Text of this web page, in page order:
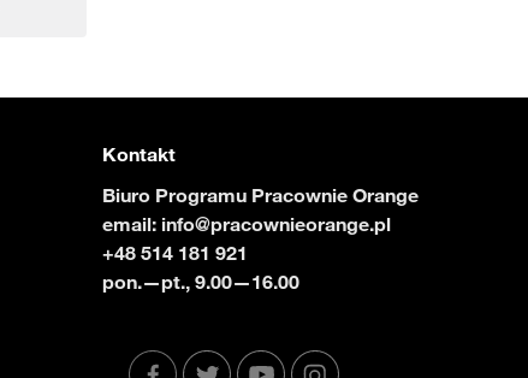
Kontakt
Biuro Programu Pracownie Orange
email: info@pracownieorange.pl
+48 514 181 921
pon.—pt., 9.00—16.00